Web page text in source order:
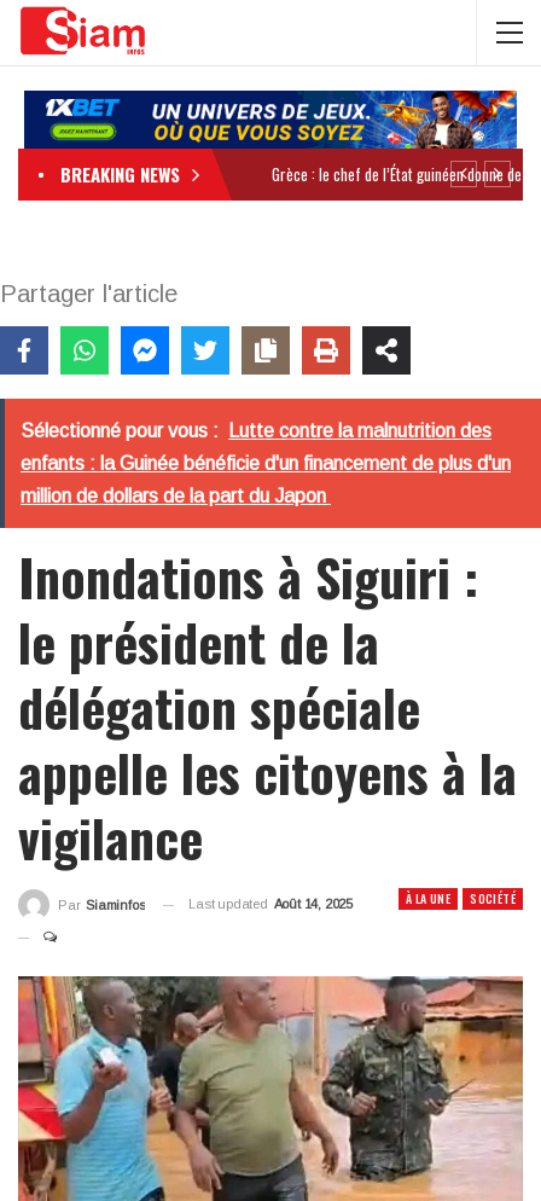
BREAKING NEWS
Partager l'article
Sélectionné pour vous :
Lutte contre la malnutrition des
enfants : la Guinée bénéficie d'un financement de plus d'un
million de dollars de la part du Japon
Inondations à Siguiri :
le président de la
délégation spéciale
appelle les citoyens à la
vigilance
À LA UNE SOCIÉTÉ
Par Siaminfos Last updated Août 14, 2025